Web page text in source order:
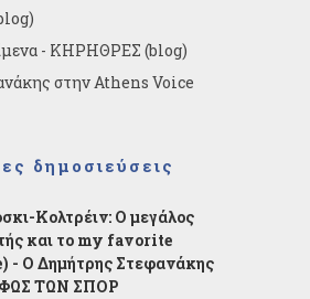
- ΚΗΡΗΘΡΕΣ (blog)
στην Athens Voice
δημοσιεύσεις
Κολτρέιν: Ο μεγάλος
και το my favorite
Ο Δημήτρης Στεφανάκης
ΦΩΣ ΤΩΝ ΣΠΟΡ